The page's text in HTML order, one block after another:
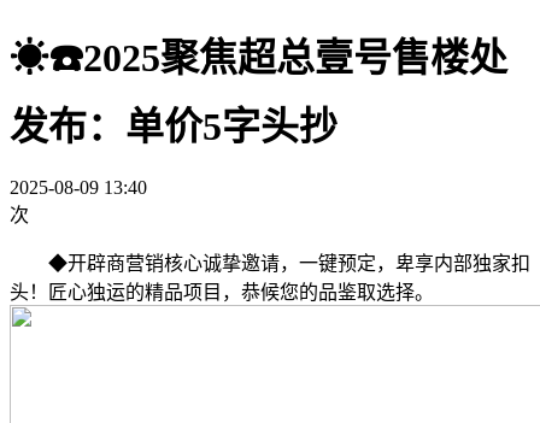
☀☎‍2025聚焦超总壹号售楼处
发布：单价5字头抄
2025-08-09 13:40
次
◆开辟商营销核心诚挚邀请，一键预定，卑享内部独家扣
头！匠心独运的精品项目，恭候您的品鉴取选择。